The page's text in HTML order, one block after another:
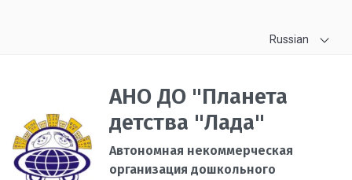
Russian
АНО ДО "Планета
детства "Лада"
Автономная некоммерческая
организация дошкольного